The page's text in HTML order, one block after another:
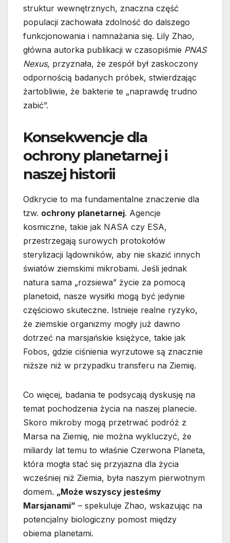
struktur wewnętrznych, znaczna część
populacji zachowała zdolność do dalszego
funkcjonowania i namnażania się. Lily Zhao,
główna autorka publikacji w czasopiśmie PNAS
Nexus, przyznała, że zespół był zaskoczony
odpornością badanych próbek, stwierdzając
żartobliwie, że bakterie te „naprawdę trudno
zabić”.
Konsekwencje dla
ochrony planetarnej i
naszej historii
Odkrycie to ma fundamentalne znaczenie dla
tzw. ochrony planetarnej. Agencje
kosmiczne, takie jak NASA czy ESA,
przestrzegają surowych protokołów
sterylizacji lądowników, aby nie skazić innych
światów ziemskimi mikrobami. Jeśli jednak
natura sama „rozsiewa” życie za pomocą
planetoid, nasze wysiłki mogą być jedynie
częściowo skuteczne. Istnieje realne ryzyko,
że ziemskie organizmy mogły już dawno
dotrzeć na marsjańskie księżyce, takie jak
Fobos, gdzie ciśnienia wyrzutowe są znacznie
niższe niż w przypadku transferu na Ziemię.
Co więcej, badania te podsycają dyskusję na
temat pochodzenia życia na naszej planecie.
Skoro mikroby mogą przetrwać podróż z
Marsa na Ziemię, nie można wykluczyć, że
miliardy lat temu to właśnie Czerwona Planeta,
która mogła stać się przyjazna dla życia
wcześniej niż Ziemia, była naszym pierwotnym
domem. „Może wszyscy jesteśmy
Marsjanami” – spekuluje Zhao, wskazując na
potencjalny biologiczny pomost między
obiema planetami.